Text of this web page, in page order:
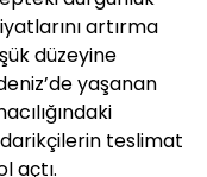
artırma
düzeyine
yaşanan
teslimat
açtı.